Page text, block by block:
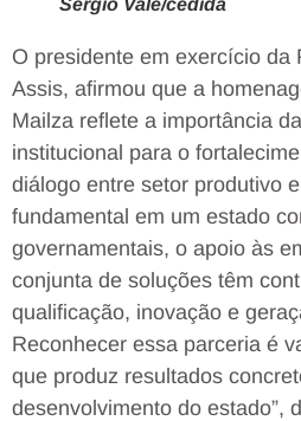
O presidente em exercício da
Assis, afirmou que a
Mailza reflete a importância
institucional para o
diálogo entre setor produtivo
fundamental em um estado
governamentais, o apoio às
conjunta de soluções têm
qualificação, inovação e
Reconhecer essa parceria é
que produz resultados
desenvolvimento do estado”,